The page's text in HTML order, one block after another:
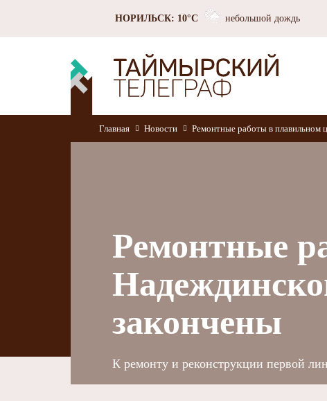
НОРИЛЬСК: 10°C небольшой дождь
Главная Новости Ремонтные работы в плавильном
Ремонтные
закончены
К ремонту и реконструкции первой